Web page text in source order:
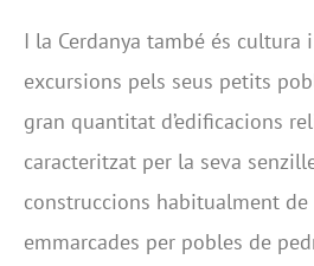
I la Cerdanya també és cultura
excursions pels seus petits
gran quantitat d’edificacions
caracteritzat per la seva
construccions habitualment
emmarcades per pobles de